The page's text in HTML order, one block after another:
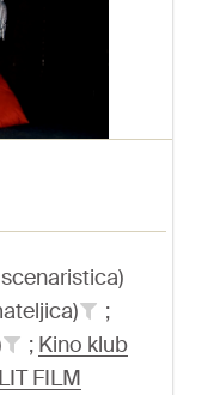
;
; Kino klub
FILM